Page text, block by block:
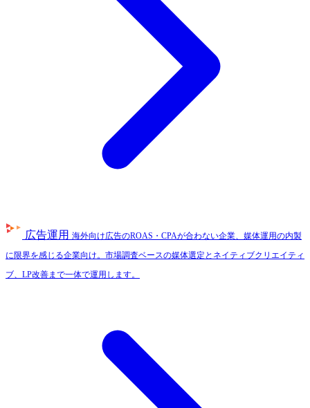
広告運用 海外向け広告のROAS・CPAが合わない企業、媒体運用の内製
に限界を感じる企業向け。市場調査ベースの媒体選定とネイティブクリエイティ
ブ、LP改善まで一体で運用します。